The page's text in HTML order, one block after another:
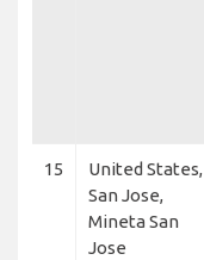
15
United States,
San Jose,
Mineta San
Jose